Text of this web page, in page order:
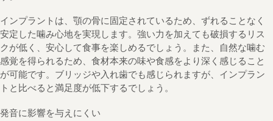
インプラントは、顎の骨に固定されているため、ずれることなく
安定した噛み心地を実現します。強い力を加えても破損するリス
クが低く、安心して食事を楽しめるでしょう。また、自然な噛む
感覚を得られるため、食材本来の味や食感をより深く感じること
が可能です。ブリッジや入れ歯でも感じられますが、インプラン
トと比べると満足度が低下するでしょう。
発音に影響を与えにくい